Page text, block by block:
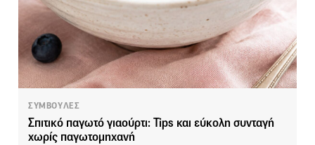
ΣΥΜΒΟΥΛΕΣ
Σπιτικό παγωτό γιαούρτι: Tips και εύκολη συνταγή
χωρίς παγωτομηχανή